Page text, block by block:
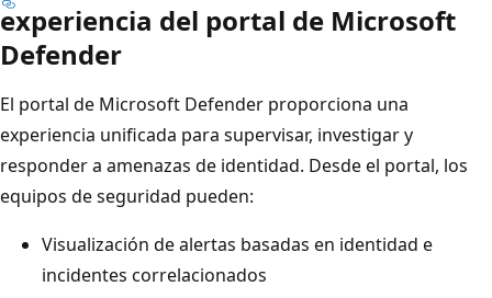
experiencia del portal de Microsoft
Defender
El portal de Microsoft Defender proporciona una
experiencia unificada para supervisar, investigar y
responder a amenazas de identidad. Desde el portal, los
equipos de seguridad pueden:
Visualización de alertas basadas en identidad e
incidentes correlacionados